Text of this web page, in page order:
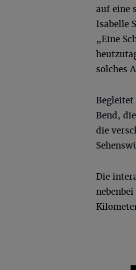
auf eine
Isabelle
„Eine
solches
Bend,
die
Die